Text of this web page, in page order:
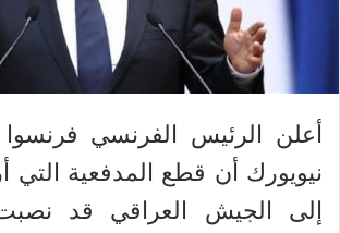
أعلن الرئيس الفرنسي
نيويورك أن قطع المدفعية التي
إلى الجيش العراقي قد